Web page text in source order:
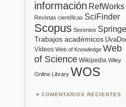
información RefWorks
Revistas científicas SciFinder
Scopus Sexenios
Trabajos académicos
Vídeos Web of Knowledge Web
of Science Wikipedia Wiley
Online Library WOS
COMENTARIOS RECIENTES